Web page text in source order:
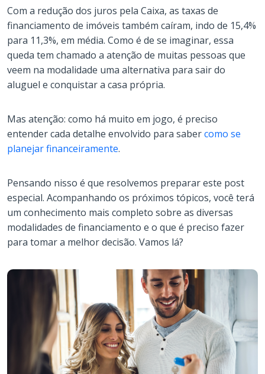
Com a redução dos juros pela Caixa, as taxas de
financiamento de imóveis também caíram, indo de 15,4%
para 11,3%, em média. Como é de se imaginar, essa
queda tem chamado a atenção de muitas pessoas que
veem na modalidade uma alternativa para sair do
aluguel e conquistar a casa própria.
Mas atenção: como há muito em jogo, é preciso
entender cada detalhe envolvido para sabercomo se
planejar financeiramente.
Pensando nisso é que resolvemos preparar este post
especial. Acompanhando os próximos tópicos, você terá
um conhecimento mais completo sobre as diversas
modalidades de financiamento e o que é preciso fazer
para tomar a melhor decisão. Vamos lá?